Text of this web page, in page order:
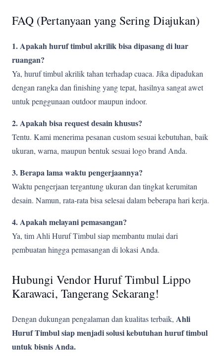
FAQ (Pertanyaan yang Sering Diajukan)
1. Apakah huruf timbul akrilik bisa dipasang di luar
ruangan?
Ya, huruf timbul akrilik tahan terhadap cuaca. Jika dipadukan
dengan rangka dan finishing yang tepat, hasilnya sangat awet
untuk penggunaan outdoor maupun indoor.
2. Apakah bisa request desain khusus?
Tentu. Kami menerima pesanan custom sesuai kebutuhan, baik
ukuran, warna, maupun bentuk sesuai logo brand Anda.
3. Berapa lama waktu pengerjaannya?
Waktu pengerjaan tergantung ukuran dan tingkat kerumitan
desain. Namun, rata-rata bisa selesai dalam beberapa hari kerja.
4. Apakah melayani pemasangan?
Ya, tim Ahli Huruf Timbul siap membantu mulai dari
pembuatan hingga pemasangan di lokasi Anda.
Hubungi Vendor Huruf Timbul Lippo
Karawaci, Tangerang Sekarang!
Dengan dukungan pengalaman dan kualitas terbaik, Ahli
Huruf Timbul siap menjadi solusi kebutuhan huruf timbul
untuk bisnis Anda.